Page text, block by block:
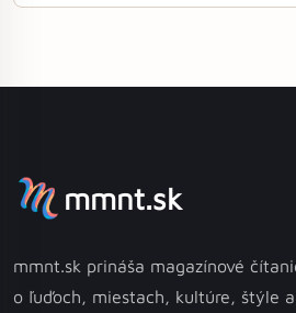
mmnt.sk
mmnt.sk prináša magazínové
o ľuďoch, miestach, kultúre, štýle a